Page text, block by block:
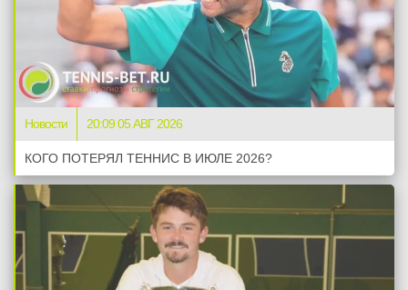
Новости 20:09 05 АВГ 2026
КОГО ПОТЕРЯЛ ТЕННИС В ИЮЛЕ 2026?